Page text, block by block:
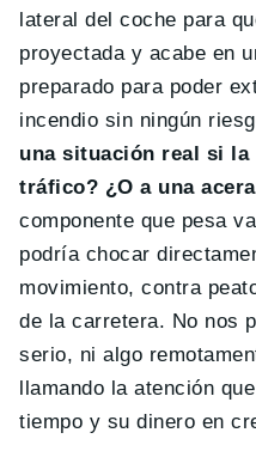
lateral del coche para
proyectada y acabe en
preparado para poder
incendio sin ningún
una situación real si la
tráfico? ¿O a una
componente que pesa
podría chocar
movimiento, contra
de la carretera. No nos
serio, ni algo
llamando la atención
tiempo y su dinero en